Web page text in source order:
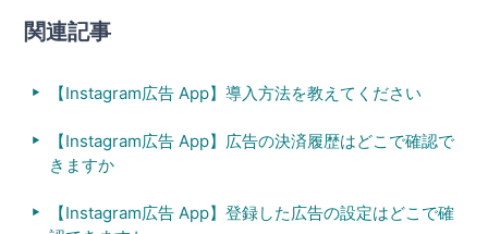
関連記事
【Instagram広告 App】導入方法を教えてください
【Instagram広告 App】広告の決済履歴はどこで確認で
きますか
【Instagram広告 App】登録した広告の設定はどこで確